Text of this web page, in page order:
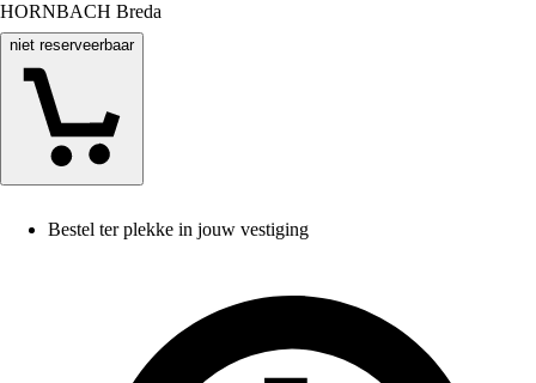
HORNBACH Breda
niet reserveerbaar
Bestel ter plekke in jouw vestiging